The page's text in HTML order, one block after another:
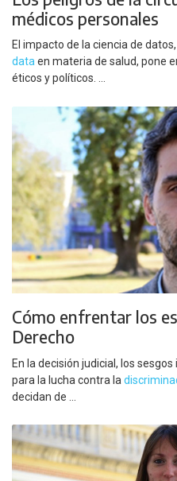
médicos personales
El impacto de la ciencia de
dataen materia de salud, pone
éticos y políticos. ...
Cómo enfrentar los
Derecho
En la decisión judicial, los
para la lucha contra la
decidan de ...